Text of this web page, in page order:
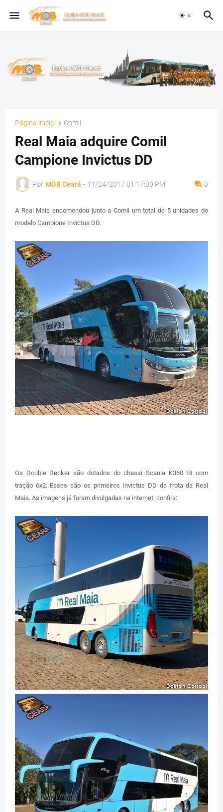
Página inicial Comil
Real Maia adquire Comil
Campione Invictus DD
Por MOB Ceará - 11/24/2017 01:17:00 PM 0
A Real Maia encomendou junto a Comil um total de 5 unidades do
modelo Campione Invictus DD.
Os Double Decker são dotados do chassi Scania K360 IB com
tração 6x2. Esses são os primeiros Invictus DD da frota da Real
Maia. As imagens já foram divulgadas na internet, confira: